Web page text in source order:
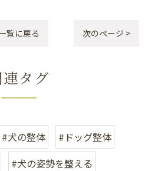
覧に戻る 次のページ >
連タグ
#犬の整体
#ドッグ整体
#犬の姿勢を整える